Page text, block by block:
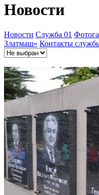
Новости
Новости Служба 01
Златмаш» Контакты